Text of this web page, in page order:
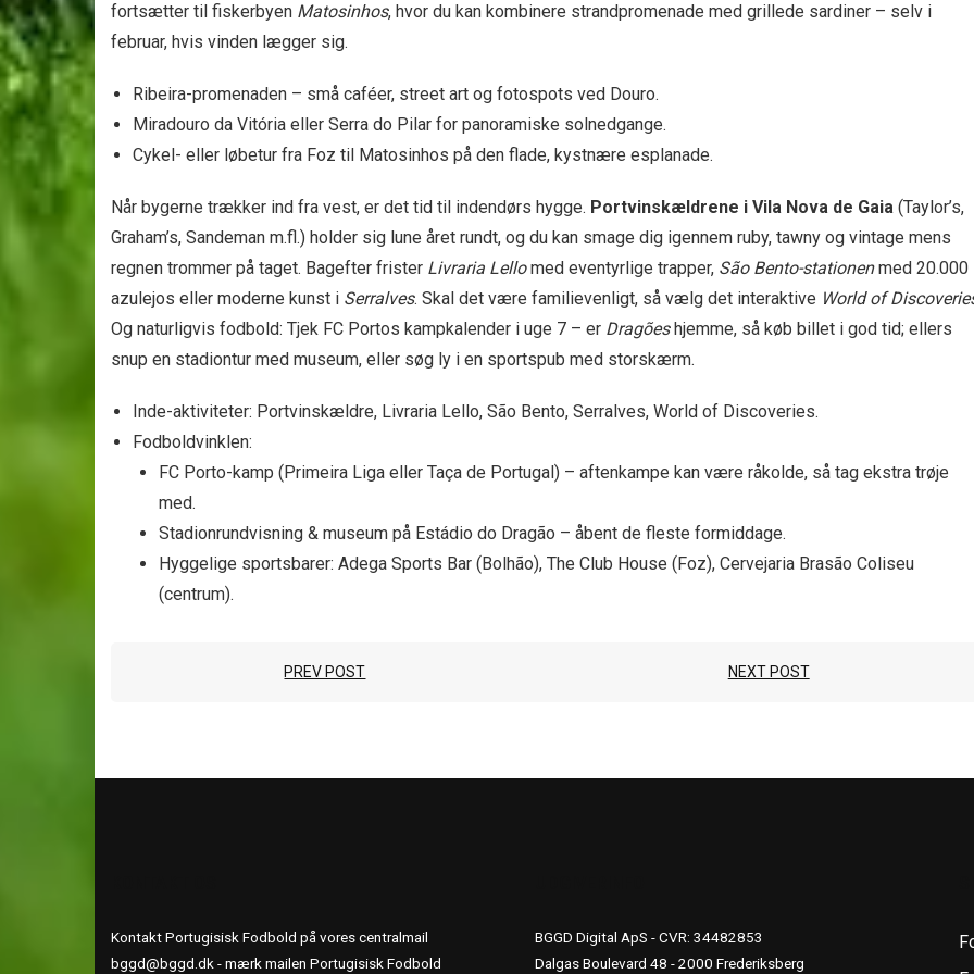
fortsætter til fisker­byen Matosinhos, hvor du kan kombinere strand­promenade med grillede sardiner – selv i
februar, hvis vinden lægger sig.
Ribeira-promenaden – små caféer, street art og fotospots ved Douro.
Miradouro da Vitória eller Serra do Pilar for panoramiske solnedgange.
Cykel- eller løbetur fra Foz til Matosinhos på den flade, kystnære esplanade.
Når bygerne trækker ind fra vest, er det tid til indendørs hygge. Portvinskældrene i Vila Nova de Gaia (Taylor’s,
Graham’s, Sandeman m.fl.) holder sig lune året rundt, og du kan smage dig igennem ruby, tawny og vintage mens
regnen trommer på taget. Bagefter frister Livraria Lellomed eventyrlige trapper, São Bento-stationenmed 20.000
azulejos eller moderne kunst i Serralves. Skal det være familie­venligt, så vælg det interaktive World of
Og naturligvis fodbold: Tjek FC Portos kamp­kalender i uge 7 – er Dragõeshjemme, så køb billet i god tid; ellers
snup en stadion­tur med museum, eller søg ly i en sportspub med storskærm.
Inde-aktiviteter: Portvinskældre, Livraria Lello, São Bento, Serralves, World of Discoveries.
Fodbold­vinklen:
FC Porto-kamp (Primeira Liga eller Taça de Portugal) – aftenkampe kan være råkolde, så tag ekstra trøje
med.
Stadion­rundvisning & museum på Estádio do Dragão – åbent de fleste formiddage.
Hyggelige sportsbarer: Adega Sports Bar (Bolhão), The Club House (Foz), Cervejaria Brasão Coliseu
(centrum).
PREV POST NEXT POST
Kontakt Portugisisk Fodbold på vores centralmail
bggd@bggd.dk - mærk mailen Portugisisk Fodbold
BGGD Digital ApS - CVR: 34482853
Dalgas Boulevard 48 - 2000 Frederiksberg